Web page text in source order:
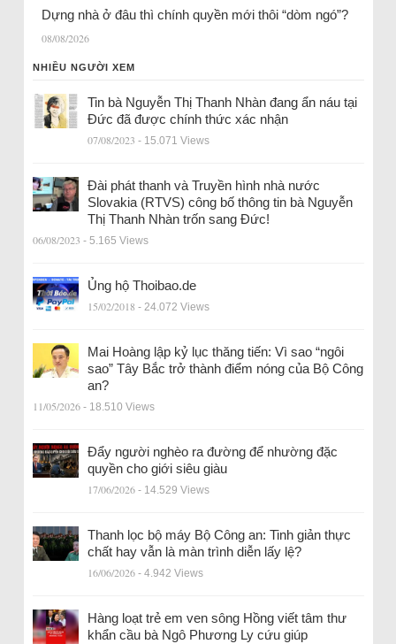
Dựng nhà ở đâu thì chính quyền mới thôi “dòm ngó”?
08/08/2026
NHIỀU NGƯỜI XEM
Tin bà Nguyễn Thị Thanh Nhàn đang ẩn náu tại
Đức đã được chính thức xác nhận
07/08/2023 - 15.071 Views
Đài phát thanh và Truyền hình nhà nước
Slovakia (RTVS) công bố thông tin bà Nguyễn
Thị Thanh Nhàn trốn sang Đức!
06/08/2023 - 5.165 Views
Ủng hộ Thoibao.de
15/02/2018 - 24.072 Views
Mai Hoàng lập kỷ lục thăng tiến: Vì sao “ngôi
sao” Tây Bắc trở thành điểm nóng của Bộ Công
an?
11/05/2026 - 18.510 Views
Đẩy người nghèo ra đường để nhường đặc
quyền cho giới siêu giàu
17/06/2026 - 14.529 Views
Thanh lọc bộ máy Bộ Công an: Tinh giản thực
chất hay vẫn là màn trình diễn lấy lệ?
16/06/2026 - 4.942 Views
Hàng loạt trẻ em ven sông Hồng viết tâm thư
khẩn cầu bà Ngô Phương Ly cứu giúp